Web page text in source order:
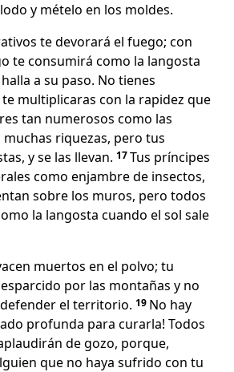
y mételo en los moldes.
te devorará el fuego; con
te consumirá como la langosta
a su paso. No tienes
multiplicaras con la rapidez que
tan numerosos como las
riquezas, pero tus
y se las llevan. 17Tus príncipes
como enjambre de insectos,
sobre los muros, pero todos
la langosta cuando el sol sale
muertos en el polvo; tu
por las montañas y no
el territorio. 19 No hay
profunda para curarla! Todos
de gozo, porque,
que no haya sufrido con tu